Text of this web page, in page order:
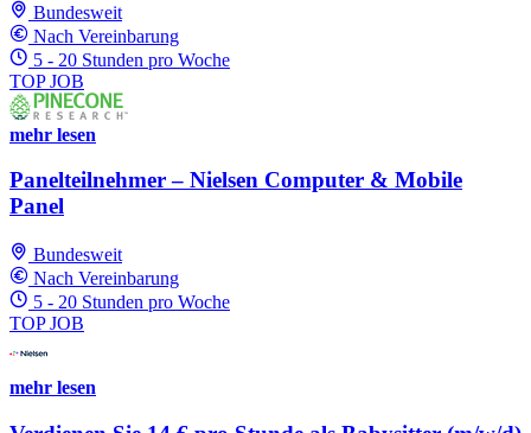
Bundesweit
Nach Vereinbarung
5 - 20 Stunden pro Woche
TOP JOB
mehr lesen
Panelteilnehmer – Nielsen Computer & Mobile
Panel
Bundesweit
Nach Vereinbarung
5 - 20 Stunden pro Woche
TOP JOB
mehr lesen